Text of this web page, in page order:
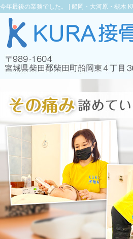
今年最後の業務でした。 | 船岡・大河原・槻木